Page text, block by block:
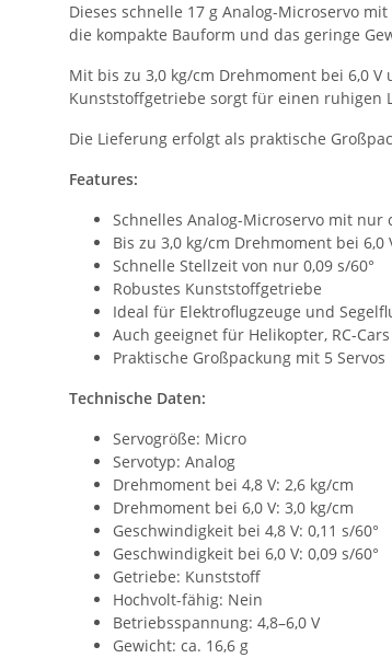
Dieses schnelle 17 g Analog-Microservo
die kompakte Bauform und das geringe
Mit bis zu 3,0 kg/cm Drehmoment bei 6,0
Kunststoffgetriebe sorgt für einen ruhigen
Die Lieferung erfolgt als praktische
Features:
Schnelles Analog-Microservo mit nur
Bis zu 3,0 kg/cm Drehmoment bei 6,0
Schnelle Stellzeit von nur 0,09 s/60°
Robustes Kunststoffgetriebe
Ideal für Elektroflugzeuge und
Auch geeignet für Helikopter, RC-
Praktische Großpackung mit 5 Servos
Technische Daten:
Servogröße: Micro
Servotyp: Analog
Drehmoment bei 4,8 V: 2,6 kg/cm
Drehmoment bei 6,0 V: 3,0 kg/cm
Geschwindigkeit bei 4,8 V: 0,11 s/60°
Geschwindigkeit bei 6,0 V: 0,09 s/60°
Getriebe: Kunststoff
Hochvolt-fähig: Nein
Betriebsspannung: 4,8–6,0 V
Gewicht: ca. 16,6 g